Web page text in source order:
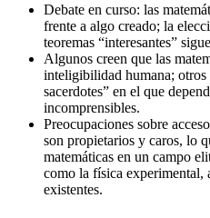
Debate en curso: las
frente a algo creado; la
teoremas “interesantes”
Algunos creen que las
inteligibilidad humana;
sacerdotes” en el que
incomprensibles.
Preocupaciones sobre
son propietarios y caros, lo
matemáticas en un campo
como la física experimental,
existentes.